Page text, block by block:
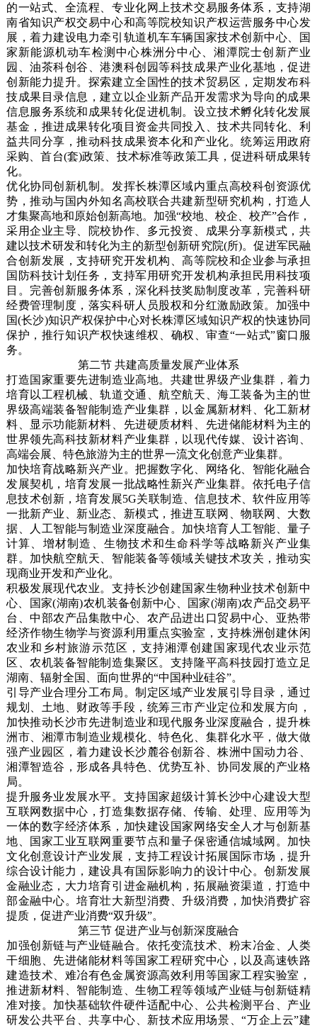
的一站式、全流程、专业化网上技术交易服务体系，支持湖
南省知识产权交易中心和高等院校知识产权运营服务中心发
展，着力建设电力牵引轨道机车车辆国家技术创新中心、国
家新能源机动车检测中心株洲分中心、湘潭院士创新产业
园、油茶科创谷、港澳科创园等科技成果产业化基地，促进
创新能力提升。探索建立全国性的技术贸易区，定期发布科
技成果目录信息，建立以企业新产品开发需求为导向的成果
信息服务系统和成果转化促进机制。设立技术孵化转化发展
基金，推进成果转化项目资金共同投入、技术共同转化、利
益共同分享，推动科技成果资本化和产业化。统筹运用政府
采购、首台(套)政策、技术标准等政策工具，促进科研成果转
化。
优化协同创新机制。发挥长株潭区域内重点高校科创资源优
势，推动与国内外知名高校联合共建新型研究机构，打造人
才集聚高地和原始创新高地。加强“校地、校企、校产”合作，
采用企业主导、院校协作、多元投资、成果分享新模式，共
建以技术研发和转化为主的新型创新研究院(所)。促进军民融
合创新发展，支持研究开发机构、高等院校和企业参与承担
国防科技计划任务，支持军用研究开发机构承担民用科技项
目。完善创新服务体系，深化科技奖励制度改革，完善科研
经费管理制度，落实科研人员股权和分红激励政策。加强中
国(长沙)知识产权保护中心对长株潭区域知识产权的快速协同
保护，推行知识产权快速维权、确权、审查“一站式”窗口服
务。
第二节 共建高质量发展产业体系
打造国家重要先进制造业高地。共建世界级产业集群，着力
培育以工程机械、轨道交通、航空航天、海工装备为主的世
界级高端装备智能制造产业集群，以金属新材料、化工新材
料、显示功能新材料、先进硬质材料、先进储能材料为主的
世界领先高科技新材料产业集群，以现代传媒、设计咨询、
高端会展、特色旅游为主的世界一流文化创意产业集群。
加快培育战略新兴产业。把握数字化、网络化、智能化融合
发展契机，培育发展一批战略性新兴产业集群。依托电子信
息技术创新，培育发展5G关联制造、信息技术、软件应用等
一批新产业、新业态、新模式，推进互联网、物联网、大数
据、人工智能与制造业深度融合。加快培育人工智能、量子
计算、增材制造、生物技术和生命科学等战略新兴产业集
群。加快航空航天、智能装备等领域关键技术攻关，推动实
现商业开发和产业化。
积极发展现代农业。支持长沙创建国家生物种业技术创新中
心、国家(湖南)农机装备创新中心、国家(湖南)农产品交易平
台、中部农产品集散中心、农产品进出口贸易中心、亚热带
经济作物生物学与资源利用重点实验室，支持株洲创建休闲
农业和乡村旅游示范区，支持湘潭创建国家现代农业示范
区、农机装备智能制造集聚区。支持隆平高科技园打造立足
湖南、辐射全国、面向世界的“中国种业硅谷”。
引导产业合理分工布局。制定区域产业发展引导目录，通过
规划、土地、财政等手段，统筹三市产业定位和发展方向，
加快推动长沙市先进制造业和现代服务业深度融合，提升株
洲市、湘潭市制造业规模化、特色化、集群化水平，做大做
强产业园区，着力建设长沙麓谷创新谷、株洲中国动力谷、
湘潭智造谷，形成各具特色、优势互补、协同发展的产业格
局。
提升服务业发展水平。支持国家超级计算长沙中心建设大型
互联网数据中心，打造集数据存储、传输、处理、应用等为
一体的数字经济体系，加快建设国家网络安全人才与创新基
地、国家工业互联网重要节点和量子保密通信城域网。加快
文化创意设计产业发展，支持工程设计拓展国际市场，提升
综合设计能力，建设具有国际影响力的设计中心。创新发展
金融业态，大力培育引进金融机构，拓展融资渠道，打造中
部金融中心。培育壮大新型消费、升级消费，加快消费扩容
提质，促进产业消费“双升级”。
第三节 促进产业与创新深度融合
加强创新链与产业链融合。依托变流技术、粉末冶金、人类
干细胞、先进储能材料等国家工程研究中心，以及高速铁路
建造技术、难冶有色金属资源高效利用等国家工程实验室，
推进新材料、智能制造、生物工程等领域产业链与创新链精
准对接。加快基础软件硬件适配中心、公共检测平台、产业
研发公共平台、共享中心、新技术应用场景、“万企上云”建